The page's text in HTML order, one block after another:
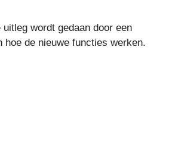
wordt gedaan door een
de nieuwe functies werken.